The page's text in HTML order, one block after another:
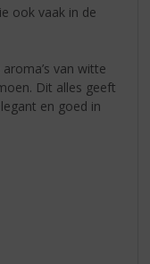
ook vaak in de
van witte
Dit alles geeft
en goed in